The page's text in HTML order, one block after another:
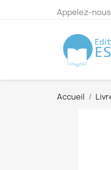
Appelez-
Accueil